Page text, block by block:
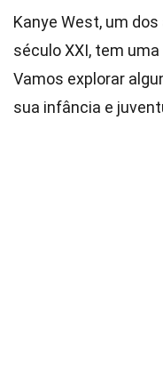
Kanye West, um
século XXI, tem
Vamos explorar
sua infância e